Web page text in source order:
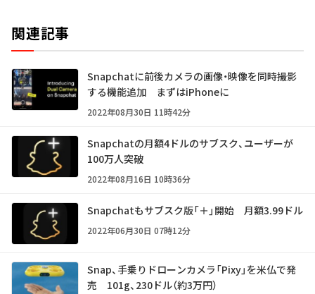
関連記事
Snapchatに前後カメラの画像・映像を同時撮影
する機能追加 まずはiPhoneに
2022年08月30日 11時42分
Snapchatの月額4ドルのサブスク、ユーザーが
100万人突破
2022年08月16日 10時36分
Snapchatもサブスク版「＋」開始 月額3.99ドル
2022年06月30日 07時12分
Snap、手乗りドローンカメラ「Pixy」を米仏で発
売 101g、230ドル（約3万円）